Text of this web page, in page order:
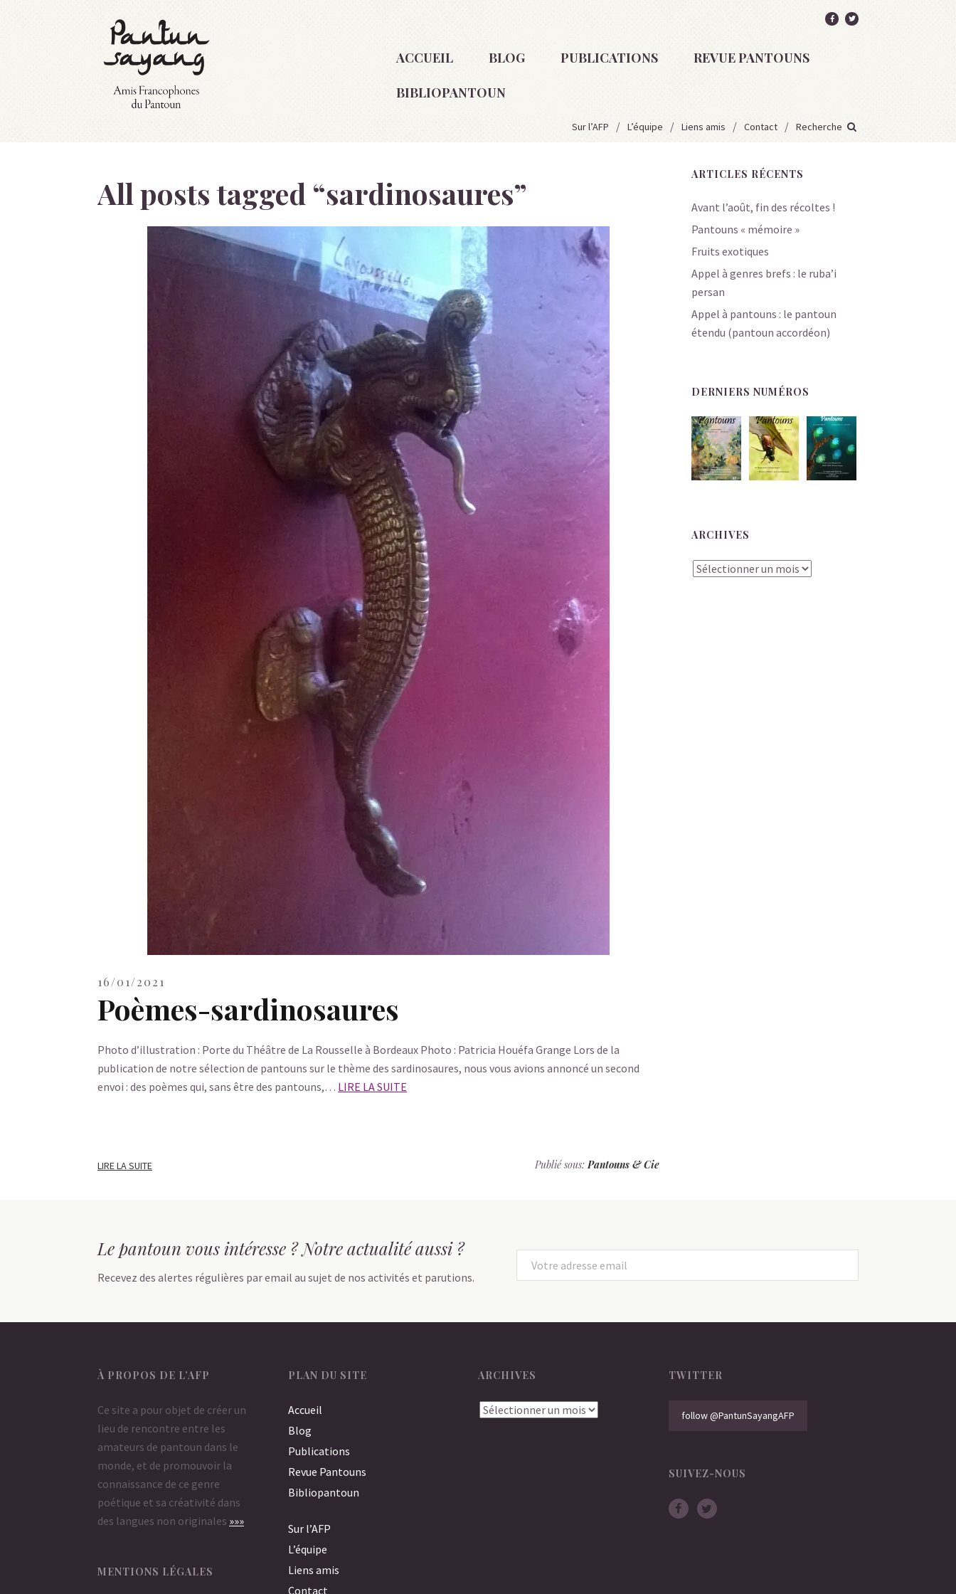
ACCUEIL BLOG PUBLICATIONS REVUE PANTOUNS
BIBLIOPANTOUN
Sur l’AFP L’équipe Liens amis Contact Recherche
All posts tagged “sardinosaures”
16/01/2021
Poèmes-sardinosaures
Photo d’illustration : Porte du Théâtre de La Rousselle à Bordeaux Photo : Patricia Houéfa Grange Lors de la
publication de notre sélection de pantouns sur le thème des sardinosaures, nous vous avions annoncé un second
envoi : des poèmes qui, sans être des pantouns,… LIRE LA SUITE
LIRE LA SUITE Publié sous:Pantouns & Cie
ARTICLES RÉCENTS
Avant l’août, fin des récoltes !
Pantouns « mémoire »
Fruits exotiques
Appel à genres brefs : le ruba’i
persan
Appel à pantouns : le pantoun
étendu (pantoun accordéon)
DERNIERS NUMÉROS
ARCHIVES
Archives
Le pantoun vous intéresse ? Notre actualité aussi ?
Recevez des alertes régulières par email au sujet de nos activités et parutions.
À PROPOS DE L’AFP
Ce site a pour objet de créer un
lieu de rencontre entre les
amateurs de pantoun dans le
monde, et de promouvoir la
connaissance de ce genre
poétique et sa créativité dans
des langues non originales »»»
MENTIONS LÉGALES
PLAN DU SITE
Accueil
Blog
Publications
Revue Pantouns
Bibliopantoun
Sur l’AFP
L’équipe
Liens amis
Contact
ARCHIVES
Archives
TWITTER
follow @PantunSayangAFP
SUIVEZ-NOUS